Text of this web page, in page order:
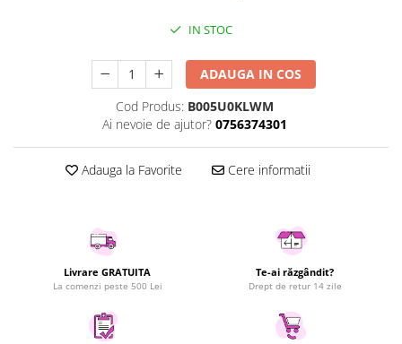
Uscatoare rufe
Utilaje si materiale de constructii
Laptop, Tablete & Telefoane
Accesorii tablete
Telefoane Mobile & accesorii
Electrocasnice & Climatizare
Accesorii si piese masini spalat
rufe si uscatoare
Accesorii si piese masini spalat
Aparate Frigorifice
IN STOC
ADAUGA IN COS
Cod Produs: B005U0KLWM
Ai nevoie de ajutor? 0756374301
Adauga la Favorite Cere informatii
Livrare GRATUITA
La comenzi peste 500 Lei
Te-ai răzgândit?
Drept de retur 14 zile